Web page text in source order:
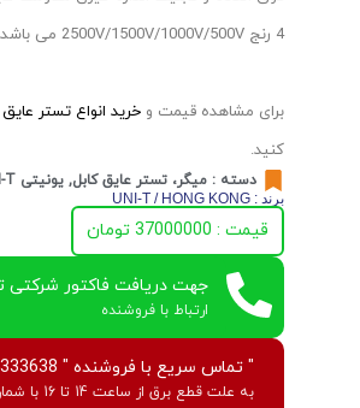
4 رنج 2500V/1500V/1000V/500V می باشد همچنین توانایی اندازه گیری ولتاژ متناوب را نیز دارد.
برای مشاهده قیمت و خرید انواع تستر عایق
کنید.
دسته : میگر، تستر عایق کابل, یونیتی UNI-T
برند : UNI-T / HONG KONG
قیمت : 37000000 تومان
جهت دریافت فاکتور شرکتی
ارتباط با فروشنده
" تماس سریع با فروشنده " 09304333638 و 09357232212
به علت قطع برق از ساعت 14 تا 16 با شماره موبایل همکاران بخش فروش تماس بگیرید.